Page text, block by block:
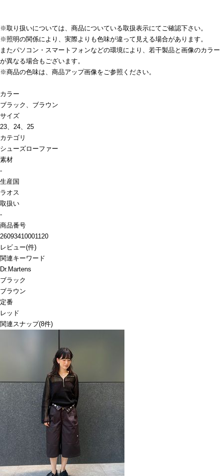
※取り扱いについては、商品についている取扱表示にてご確認下さい。
※照明の関係により、実際よりも色味が違って見える場合があります。
またパソコン・スマートフォンなどの環境により、若干製品と画像のカラー
が異なる場合もございます。
※商品の色味は、商品アップ画像をご参照ください。
カラー
ブラック、ブラウン
サイズ
23、24、25
カテゴリ
シューズローファー
素材
-
生産国
ラオス
取扱い
-
商品番号
26093410001120
レビュー(件)
関連キーワード
Dr.Martens
ブラック
ブラウン
定番
レッド
関連スナップ(8件)